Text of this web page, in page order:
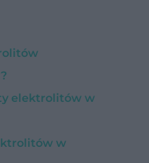
elektrolitów w
w